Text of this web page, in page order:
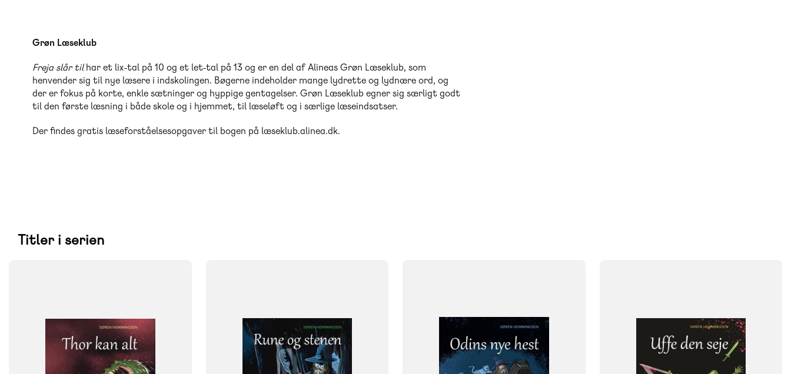
Grøn Læseklub
Freja slår tilhar et lix-tal på 10 og et let-tal på 13 og er en del af Alineas Grøn Læseklub, som
henvender sig til nye læsere i indskolingen. Bøgerne indeholder mange lydrette og lydnære ord, og
der er fokus på korte, enkle sætninger og hyppige gentagelser. Grøn Læseklub egner sig særligt godt
til den første læsning i både skole og i hjemmet, til læseløft og i særlige læseindsatser.
Der findes gratis læseforståelsesopgaver til bogen på læseklub.alinea.dk.
Titler i serien
0. klasse 1. klasse 2. klasse 3. klasse
FORMAT
Flergangsbog
0. klasse 1. klasse 2. klasse 3. klasse
Flergangsbog
0. klasse 1. klasse 2. klasse 3. klasse
Flergangsbog
0. klasse 1. klasse 2. klasse 3. klasse
Flergangsbog